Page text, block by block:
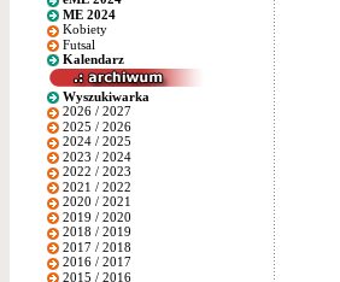
ME 2024
Kobiety
Futsal
Kalendarz
Wyszukiwarka
2026 / 2027
2025 / 2026
2024 / 2025
2023 / 2024
2022 / 2023
2021 / 2022
2020 / 2021
2019 / 2020
2018 / 2019
2017 / 2018
2016 / 2017
2015 / 2016